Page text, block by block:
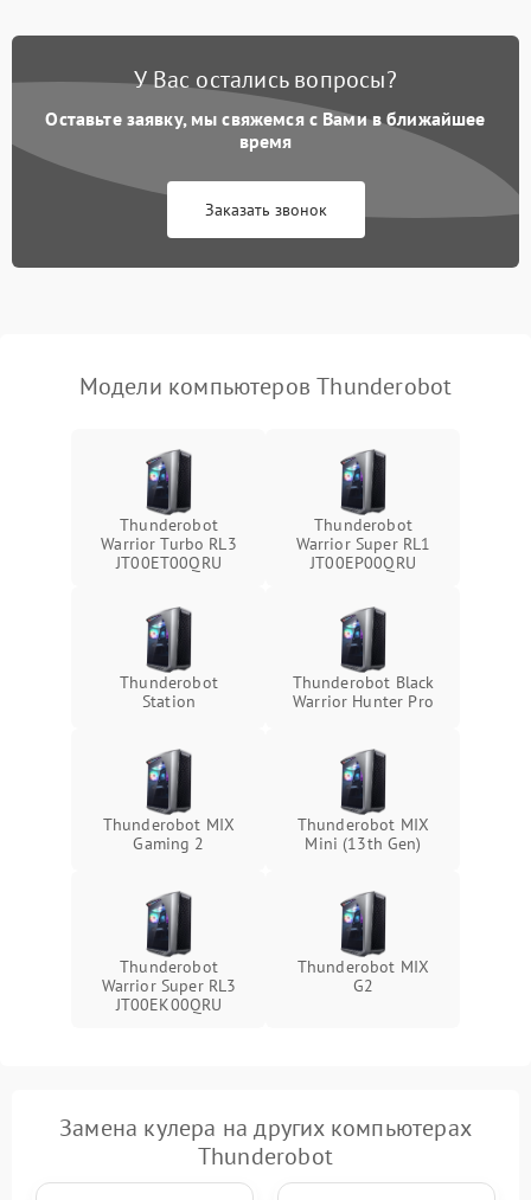
Проблемы с
устройств
1700 ₽ Подробнее →
оперативной памяти
Подробнее →
У Вас остались вопросы?
Оставьте заявку, мы свяжемся с Вами в ближайшее
время
Заказать звонок
Модели компьютеров Thunderobot
Thunderobot
Warrior Turbo RL3
JT00ET00QRU
Thunderobot
Warrior Super RL1
JT00EP00QRU
Thunderobot
Station
Thunderobot Black
Warrior Hunter Pro
Thunderobot MIX
Gaming 2
Thunderobot MIX
Mini (13th Gen)
Thunderobot
Warrior Super RL3
JT00EK00QRU
Thunderobot MIX
G2
Замена кулера на других компьютерах
Thunderobot